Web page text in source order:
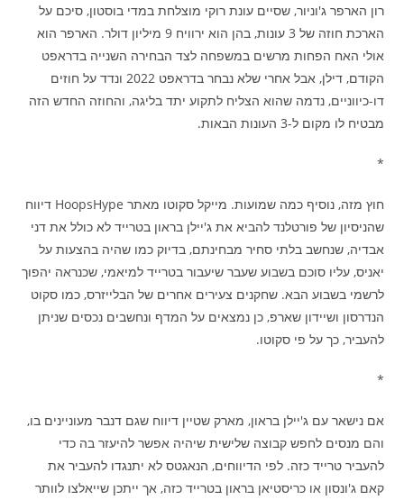
רון הארפר ג'וניור, שסיים עונת רוקי מוצלחת במדי בוסטון, סיכם על
הארכת חוזה של 3 עונות, בהן הוא ירוויח 9 מיליון דולר. הארפר הוא
אולי האח הפחות מרשים במשפחה לצד הבחירה השנייה בדראפט
הקודם, דילן, אבל אחרי שלא נבחר בדראפט 2022 ונדד על חוזים
דו-כיווניים, נדמה שהוא הצליח לתקוע יתד בליגה, והחוזה החדש הזה
מבטיח לו מקום ל-3 העונות הבאות.
*
חוץ מזה, נוסיף כמה שמועות. מייקל סקוטו מאתר HoopsHype דיווח
שהניסיון של פורטלנד להביא את ג'יילן בראון בטרייד לא כולל את דני
אבדיה, שנחשב בלתי סחיר מבחינתם, בדיוק כמו שהיה בהצעות על
יאניס, עליו סוכם בשבוע שעבר שיעבור בטרייד למיאמי, שכנראה יהפוך
לרשמי בשבוע הבא. שחקנים צעירים אחרים של הבלייזרס, כמו סקוט
הנדרסון ושיידון שארפ, כן נמצאים על המדף ונחשבים נכסים שניתן
להעביר, כך על פי סקוטו.
*
אם נישאר עם ג'יילן בראון, מארק שטיין דיווח שגם דנבר מעוניינים בו,
והם מנסים לחפש קבוצה שלישית שיהיה אפשר להיעזר בה כדי
להעביר טרייד כזה. לפי הדיווחים, הנאגטס לא יתנגדו להעביר את
קאם ג'ונסון או כריסטיאן בראון בטרייד כזה, אך ייתכן שייאלצו לוותר